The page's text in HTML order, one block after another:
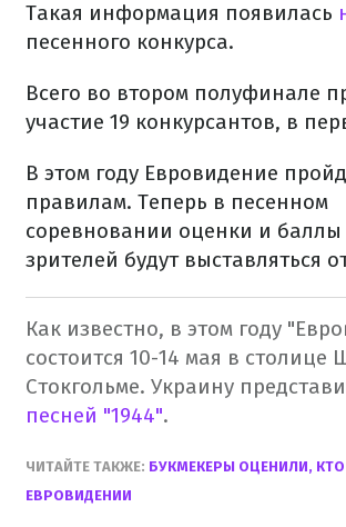
Такая информация появилась
песенного конкурса.
Всего во втором полуфинале
участие 19 конкурсантов, в
В этом году Евровидение
правилам. Теперь в песенном
соревновании оценки и
зрителей будут выставляться
Как известно, в этом году
состоится 10-14 мая в столице
Стокгольме. Украину
песней "1944".
ЧИТАЙТЕ ТАКЖЕ: БУКМЕКЕРЫ ОЦЕНИЛИ,
ЕВРОВИДЕНИИ